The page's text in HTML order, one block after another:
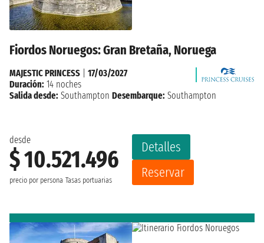
Fiordos Noruegos: Gran Bretaña, Noruega
desde
$ 10.521.496
precio por persona Tasas portuarias
Detalles
Reservar
MAJESTIC PRINCESS
17/03/2027
Duración: 14 noches
Salida desde: Southampton Desembarque: Southampton